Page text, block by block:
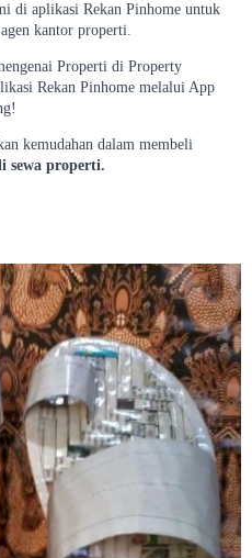
di aplikasi Rekan Pinhome untuk
kantor properti.
Properti di Property
Rekan Pinhome melalui App
kemudahan dalam membeli
sewa properti.